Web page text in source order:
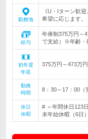
勤務地
《U・Iターン歓
希望に応じます
給与
年俸制375万円～
で支給）※年齢・
初年度
年収
375万円～473万円
勤務
時間
8：30～17：00（
休日
休暇
# ＜年間休日123
末年始休暇（6日